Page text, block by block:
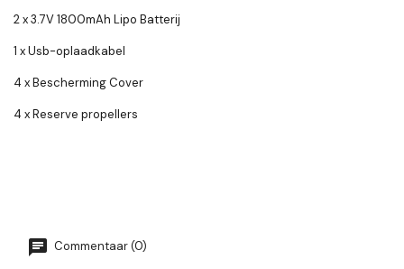
2 x 3.7V 1800mAh Lipo Batterij
1 x Usb-oplaadkabel
4 x Bescherming Cover
4 x Reserve propellers
Commentaar (0)